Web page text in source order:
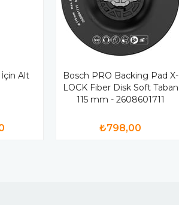
İçin Alt
Bosch PRO Backing Pad X-
LOCK Fiber Disk Soft Taban
115 mm - 2608601711
₺798,00